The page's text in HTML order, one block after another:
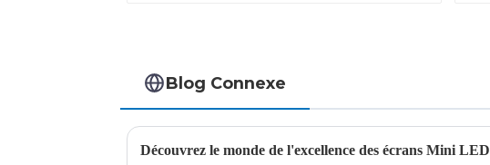
Blog Connexe
Découvrez le monde de l'excellence des écrans Mini LED